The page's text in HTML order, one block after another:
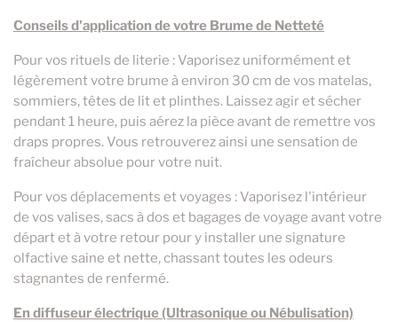
Conseils d'application de votre Brume de Netteté
Pour vos rituels de literie : Vaporisez uniformément et
légèrement votre brume à environ 30 cm de vos matelas,
sommiers, têtes de lit et plinthes. Laissez agir et sécher
pendant 1 heure, puis aérez la pièce avant de remettre vos
draps propres. Vous retrouverez ainsi une sensation de
fraîcheur absolue pour votre nuit.
Pour vos déplacements et voyages : Vaporisez l'intérieur
de vos valises, sacs à dos et bagages de voyage avant votre
départ et à votre retour pour y installer une signature
olfactive saine et nette, chassant toutes les odeurs
stagnantes de renfermé.
En diffuseur électrique (Ultrasonique ou Nébulisation)